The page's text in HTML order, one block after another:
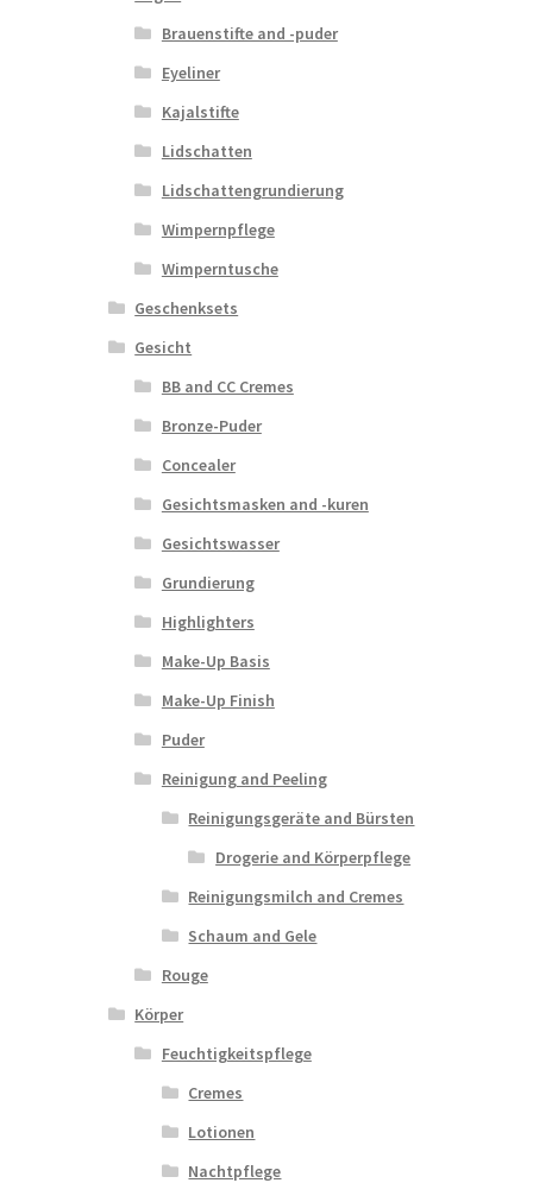
Brauenstifte and -puder
Eyeliner
Kajalstifte
Lidschatten
Lidschattengrundierung
Wimpernpflege
Wimperntusche
Geschenksets
Gesicht
BB and CC Cremes
Bronze-Puder
Concealer
Gesichtsmasken and -kuren
Gesichtswasser
Grundierung
Highlighters
Make-Up Basis
Make-Up Finish
Puder
Reinigung and Peeling
Reinigungsgeräte and Bürsten
Drogerie and Körperpflege
Reinigungsmilch and Cremes
Schaum and Gele
Rouge
Körper
Feuchtigkeitspflege
Cremes
Lotionen
Nachtpflege